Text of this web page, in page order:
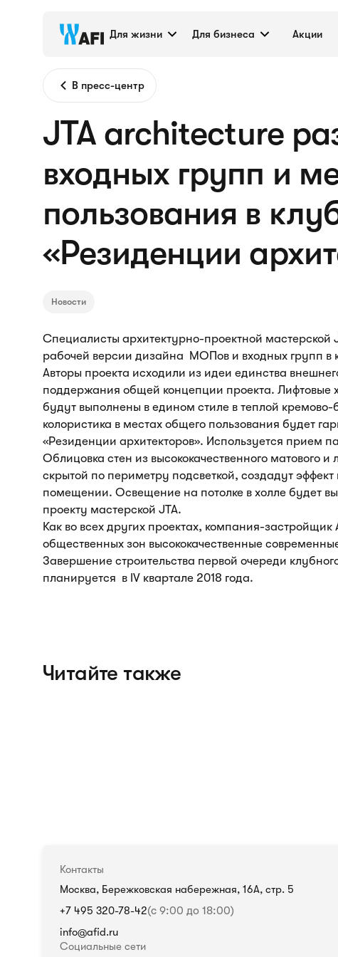
Для жизни Для бизнеса Акции
В пресс-центр
JTA architecture
входных групп и
пользования в
«Резиденции
Новости
Специалисты архитектурно-проектной
рабочей версии дизайна МОПов и входных групп в
Авторы проекта исходили из идеи единства
поддержания общей концепции проекта. Лифтовые
будут выполнены в едином стиле в теплой
колористика в местах общего пользования будет
«Резиденции архитекторов». Используется прием
Облицовка стен из высококачественного матового
скрытой по периметру подсветкой, создадут
помещении. Освещение на потолке в холле будет
проекту мастерской JTA.
Как во всех других проектах, компания-застройщик
общественных зон высококачественные
Завершение строительства первой очереди
планируется в IV квартале 2018 года.
Читайте также
Контакты
Москва, Бережковская набережная, 16А, стр. 5
+7 495 320-78-42(с 9:00 до 18:00)
info@afid.ru
Социальные сети